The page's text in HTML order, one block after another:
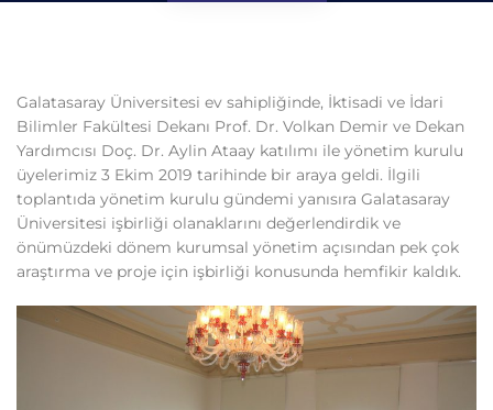
Galatasaray Üniversitesi ev sahipliğinde, İktisadi ve İdari
Bilimler Fakültesi Dekanı Prof. Dr. Volkan Demir ve Dekan
Yardımcısı Doç. Dr. Aylin Ataay katılımı ile yönetim kurulu
üyelerimiz 3 Ekim 2019 tarihinde bir araya geldi. İlgili
toplantıda yönetim kurulu gündemi yanısıra Galatasaray
Üniversitesi işbirliği olanaklarını değerlendirdik ve
önümüzdeki dönem kurumsal yönetim açısından pek çok
araştırma ve proje için işbirliği konusunda hemfikir kaldık.